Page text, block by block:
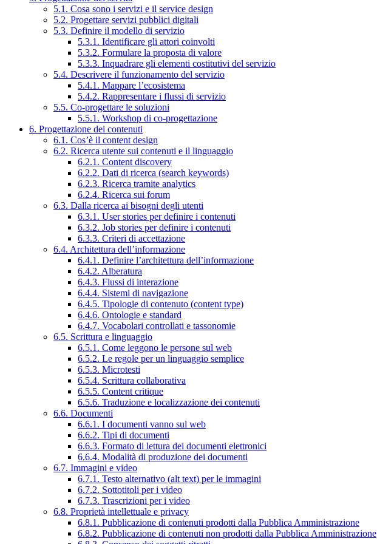
5.1. Cosa sono i servizi e il service design
5.2. Progettare servizi pubblici digitali
5.3. Definire il modello di servizio
5.3.1. Identificare gli attori coinvolti
5.3.2. Formulare la proposta di valore
5.3.3. Inquadrare gli elementi costitutivi del servizio
5.4. Descrivere il funzionamento del servizio
5.4.1. Mappare l’ecosistema
5.4.2. Rappresentare i flussi di servizio
5.5. Co-progettare le soluzioni
5.5.1. Workshop di co-progettazione
6. Progettazione dei contenuti
6.1. Cos’è il content design
6.2. Ricerca utente sui contenuti e il linguaggio
6.2.1. Content discovery
6.2.2. Dati di ricerca (search keywords)
6.2.3. Ricerca tramite analytics
6.2.4. Ricerca sui forum
6.3. Dalla ricerca ai bisogni degli utenti
6.3.1. User stories per definire i contenuti
6.3.2. Job stories per definire i contenuti
6.3.3. Criteri di accettazione
6.4. Architettura dell’informazione
6.4.1. Definire l’architettura dell’informazione
6.4.2. Alberatura
6.4.3. Flussi di interazione
6.4.4. Sistemi di navigazione
6.4.5. Tipologie di contenuto (content type)
6.4.6. Ontologie e standard
6.4.7. Vocabolari controllati e tassonomie
6.5. Scrittura e linguaggio
6.5.1. Come leggono le persone sul web
6.5.2. Le regole per un linguaggio semplice
6.5.3. Microtesti
6.5.4. Scrittura collaborativa
6.5.5. Content critique
6.5.6. Traduzione e localizzazione dei contenuti
6.6. Documenti
6.6.1. I documenti vanno sul web
6.6.2. Tipi di documenti
6.6.3. Formato di lettura dei documenti elettronici
6.6.4. Modalità di produzione dei documenti
6.7. Immagini e video
6.7.1. Testo alternativo (alt text) per le immagini
6.7.2. Sottotitoli per i video
6.7.3. Trascrizioni per i video
6.8. Proprietà intellettuale e privacy
6.8.1. Pubblicazione di contenuti prodotti dalla Pubblica Amministrazione
6.8.2. Pubblicazione di contenuti non prodotti dalla Pubblica Amministrazione